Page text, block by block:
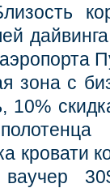
зона с
10%
кровати
ваучер